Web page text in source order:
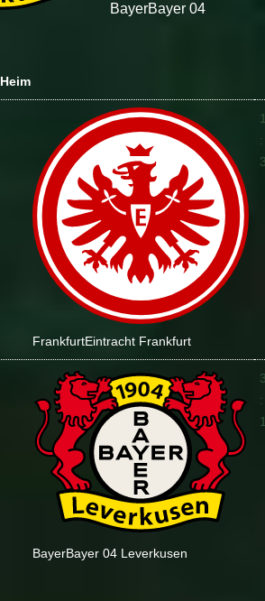
BayerBayer 04
Heim
FrankfurtEintracht Frankfurt
:
BayerBayer 04 Leverkusen
: